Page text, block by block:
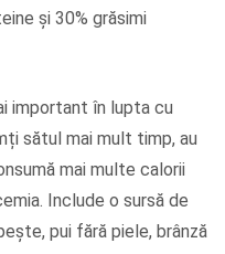
și 30% grăsimi
important în lupta cu
sătul mai mult timp, au
mai multe calorii
Include o sursă de
pui fără piele, brânză